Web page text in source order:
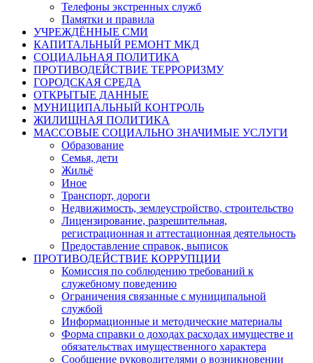
Телефоны экстренных служб
Памятки и правила
УЧРЕЖДЁННЫЕ СМИ
КАПИТАЛЬНЫЙ РЕМОНТ МКД
СОЦИАЛЬНАЯ ПОЛИТИКА
ПРОТИВОДЕЙСТВИЕ ТЕРРОРИЗМУ
ГОРОДСКАЯ СРЕДА
ОТКРЫТЫЕ ДАННЫЕ
МУНИЦИПАЛЬНЫЙ КОНТРОЛЬ
ЖИЛИЩНАЯ ПОЛИТИКА
МАССОВЫЕ СОЦИАЛЬНО ЗНАЧИМЫЕ УСЛУГИ
Образование
Семья, дети
Жильё
Иное
Транспорт, дороги
Недвижимость, землеустройство, строительство
Лицензирование, разрешительная,
регистрационная и аттестационная деятельность
Предоставление справок, выписок
ПРОТИВОДЕЙСТВИЕ КОРРУПЦИИ
Комиссия по соблюдению требований к
служебному поведению
Ограничения связанные с муниципальной
службой
Информационные и методические материалы
Форма справки о доходах расходах имуществе и
обязательствах имущественного характера
Сообщение руководителями о возникновении